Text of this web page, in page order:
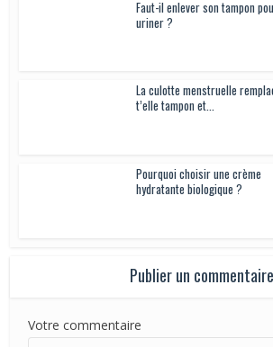
La culotte menstruelle remplace t’elle tampon